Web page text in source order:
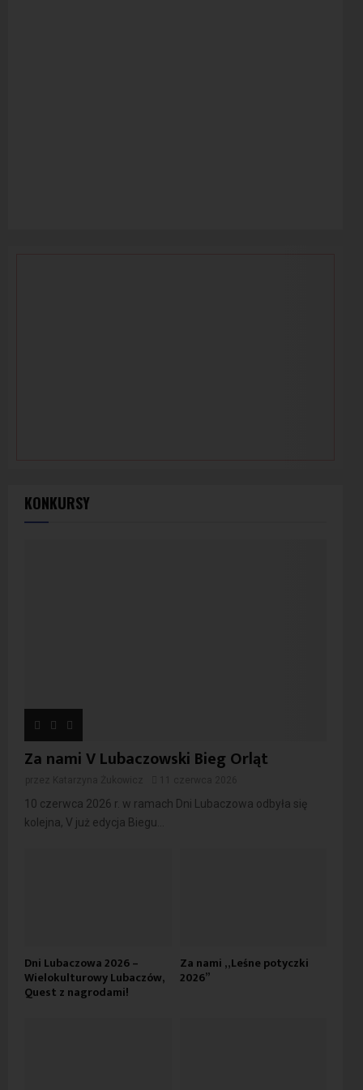
KONKURSY
Za nami V Lubaczowski Bieg Orląt
10 czerwca 2026 r. w ramach Dni Lubaczowa odbyła się
kolejna, V już edycja Biegu...
Dni Lubaczowa 2026 –
Wielokulturowy Lubaczów,
Quest z nagrodami!
Za nami „Leśne potyczki
2026”